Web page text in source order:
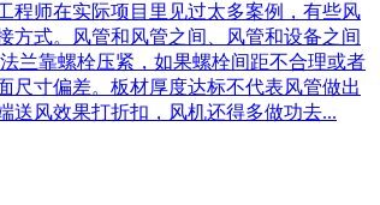
程师在实际项目里见过太多案例，有些风
方式。风管和风管之间、风管和设备之间
兰靠螺栓压紧，如果螺栓间距不合理或者
尺寸偏差。板材厚度达标不代表风管做出
送风效果打折扣，风机还得多做功去...